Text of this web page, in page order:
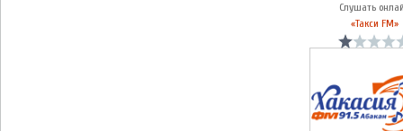
Слушать
«Такси FM»